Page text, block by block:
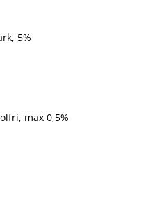
5%
max 0,5%